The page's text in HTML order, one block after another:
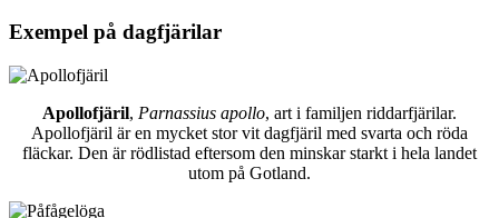
Exempel på dagfjärilar
Apollofjäril, Parnassius apollo, art i familjen riddarfjärilar.
Apollofjäril är en mycket stor vit dagfjäril med svarta och röda
fläckar. Den är rödlistad eftersom den minskar starkt i hela landet
utom på Gotland.